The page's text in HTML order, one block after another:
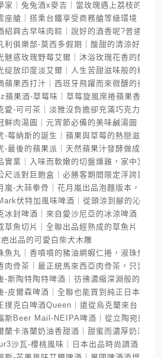
家｜兔兔酒x麥吉｜當玫瑰遇上荔枝的奇妙
座艙｜搭乘台鐵享受商務艙等級環境，還
紹興古早味肉粽｜說好的酒香呢?普通卻貴
利俱樂部-莫西多假期｜酸甜的清涼好味道
魅惑玫瑰野莓艾爾｜沐浴玫瑰花香的酸甜
绽放印度淡艾爾｜人生苦甜滋味般的精釀
蘋果西打汁｜西班牙飛躍而來微醺的蘋果
蘋果酒-草莓味｜草莓旋風席捲蘋果香甜
愛-可可茶｜淡雅沒負擔卻充滿巧克力香
鮮肉湯圓｜元宵節必備的美味鹹湯圓，一
-莓納斯的誕生｜蘋果與草莓的熱戀滋味
-最後的蘋果派｜天然蘋果汁發酵做成的
實業｜入味而軟嫩的切盤燻雞，家中宴客
尺派對巨飽盒｜必勝客期間限定浮誇巨披
嵐-大蒜拳骨｜花月嵐出品泡麵版本，熱水
伏特加風味啤酒｜從頭涼到腳的沁涼
冰封啤酒｜來自愛沙尼亞的冰涼啤酒，全
草魚切片｜全聯出品經熟成的草魚片，簡
疤出品的可愛白柴犬木雕
魚丸｜香噴噴的豬油網蝦仁捲，淑珠魚丸
肉骨茶｜最正統馬來西亞肉骨茶，只要加
-斯陶特陶特啤酒｜彷彿濃縮深淵般的苦澀
-皮爾森啤酒｜全聯也能買到純正日本啤
撲克白啤酒Queen｜遠從烏克蘭來台，濃
斯Beer Mail-NEIPA啤酒｜從立陶宛遠渡
蘭卡洛蘭奶油香甜酒｜甜蜜而濃厚奶酒，
沙瓦-櫻桃風味｜日本出品時尚調酒，